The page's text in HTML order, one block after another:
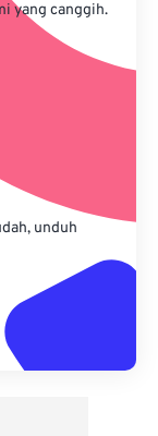
yang canggih.
unduh